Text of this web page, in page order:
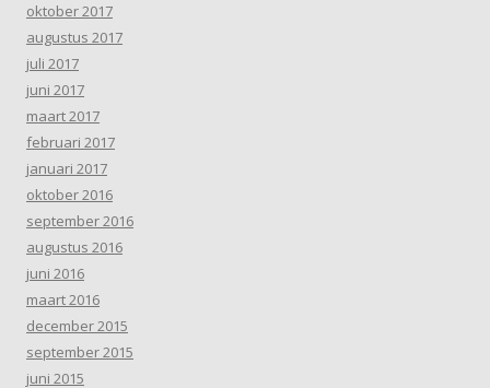
oktober 2017
augustus 2017
juli 2017
juni 2017
maart 2017
februari 2017
januari 2017
oktober 2016
september 2016
augustus 2016
juni 2016
maart 2016
december 2015
september 2015
juni 2015